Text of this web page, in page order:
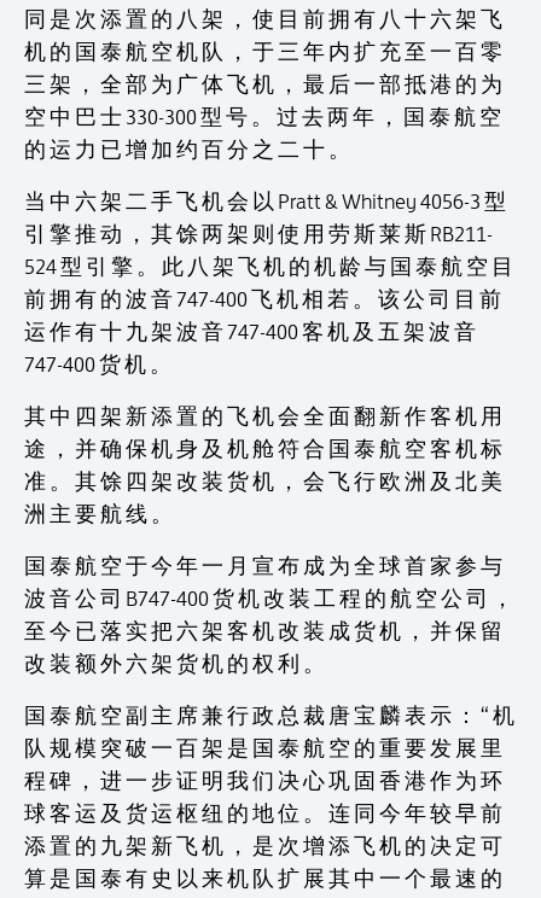
同 是 次 添 置 的 八 架 ， 使 目 前 拥 有 八 十 六 架 飞
机 的 国 泰 航 空 机 队 ， 于 三 年 内 扩 充 至 一 百 零
三 架 ， 全 部 为 广 体 飞 机 ， 最 后 一 部 抵 港 的 为
空 中 巴 士 330-300 型 号 。 过 去 两 年 ， 国 泰 航 空
的 运 力 已 增 加 约 百 分 之 二 十 。
当 中 六 架 二 手 飞 机 会 以 Pratt & Whitney 4056-3 型
引 擎 推 动 ， 其 馀 两 架 则 使 用 劳 斯 莱 斯 RB211-
524 型 引 擎 。 此 八 架 飞 机 的 机 龄 与 国 泰 航 空 目
前 拥 有 的 波 音 747-400 飞 机 相 若 。 该 公 司 目 前
运 作 有 十 九 架 波 音 747-400 客 机 及 五 架 波 音
747-400 货 机 。
其 中 四 架 新 添 置 的 飞 机 会 全 面 翻 新 作 客 机 用
途 ， 并 确 保 机 身 及 机 舱 符 合 国 泰 航 空 客 机 标
准 。 其 馀 四 架 改 装 货 机 ， 会 飞 行 欧 洲 及 北 美
洲 主 要 航 线 。
国 泰 航 空 于 今 年 一 月 宣 布 成 为 全 球 首 家 参 与
波 音 公 司 B747-400 货 机 改 装 工 程 的 航 空 公 司 ，
至 今 已 落 实 把 六 架 客 机 改 装 成 货 机 ， 并 保 留
改 装 额 外 六 架 货 机 的 权 利 。
国 泰 航 空 副 主 席 兼 行 政 总 裁 唐 宝 麟 表 示 ： “ 机
队 规 模 突 破 一 百 架 是 国 泰 航 空 的 重 要 发 展 里
程 碑 ， 进 一 步 证 明 我 们 决 心 巩 固 香 港 作 为 环
球 客 运 及 货 运 枢 纽 的 地 位 。 连 同 今 年 较 早 前
添 置 的 九 架 新 飞 机 ， 是 次 增 添 飞 机 的 决 定 可
算 是 国 泰 有 史 以 来 机 队 扩 展 其 中 一 个 最 速 的